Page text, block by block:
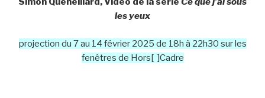
les yeux
projection du 7 au 14 février 2025 de 18h à 22h30 sur les
fenêtres de Hors[ ]Cadre